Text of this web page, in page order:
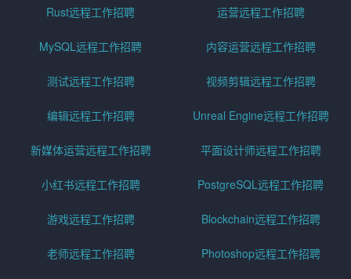
Rust远程工作招聘 运营远程工作招聘
MySQL远程工作招聘 内容运营远程工作招聘
测试远程工作招聘 视频剪辑远程工作招聘
编辑远程工作招聘 Unreal Engine远程工作招聘
新媒体运营远程工作招聘 平面设计师远程工作招聘
小红书远程工作招聘 PostgreSQL远程工作招聘
游戏远程工作招聘 Blockchain远程工作招聘
老师远程工作招聘 Photoshop远程工作招聘